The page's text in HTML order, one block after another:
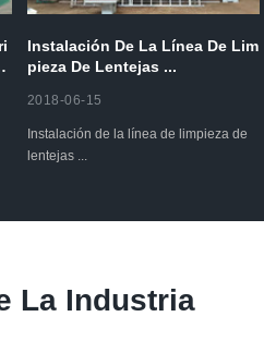
Instalación De La Línea De Lim
Pieza De Lentejas ...
2018-06-15
Instalación de la línea de limpieza de
lentejas ...
La Industria